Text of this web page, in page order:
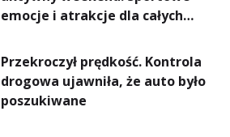
emocje i atrakcje dla całych
Przekroczył prędkość. Kontrola
drogowa ujawniła, że auto było
poszukiwane